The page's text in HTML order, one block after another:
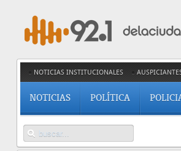
NOTICIAS INSTITUCIONALES
NOTICIAS POLÍTICA